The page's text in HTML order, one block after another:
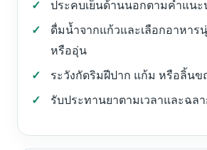
ประคบเย็นด้านนอกตามคำแน
ดื่มน้ำจากแก้วและเลือกอาหา
หรืออุ่น
ระวังกัดริมฝีปาก แก้ม หรือลิ้นข
รับประทานยาตามเวลาและฉล